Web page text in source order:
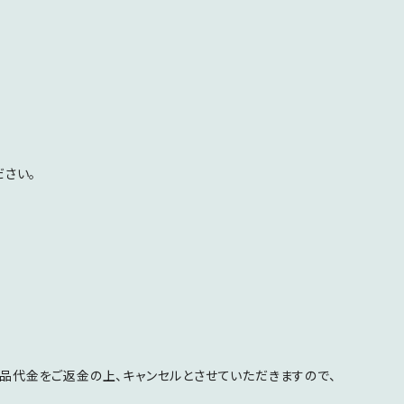
い。
金をご返金の上、キャンセルとさせていただきますので、